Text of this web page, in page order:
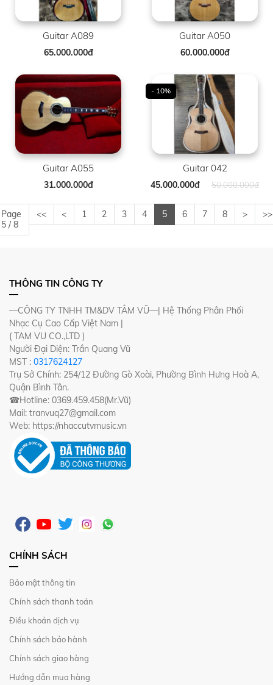
Guitar A089
65.000.000đ
Guitar A050
60.000.000đ
Guitar A055
31.000.000đ
- 10%
Guitar 042
45.000.000đ 50.000.000đ
Page
5 / 8
<< < 1 2 3 4 5 6 7 8 > >>
THÔNG TIN CÔNG TY
—CÔNG TY TNHH TM&DV TÂM VŨ—| Hệ Thống Phân Phối
Nhạc Cụ Cao Cấp Việt Nam |
( TAM VU CO.,LTD )
Người Đại Diện: Trần Quang Vũ
MST : 0317624127
Trụ Sở Chính: 254/12 Đường Gò Xoài, Phường Bình Hưng Hoà A,
Quận Bình Tân.
☎Hotline: 0369.459.458(Mr.Vũ)
Mail: tranvuq27@gmail.com
Web: https://nhaccutvmusic.vn
CHÍNH SÁCH
Bảo mật thông tin
Chính sách thanh toán
Điều khoản dịch vụ
Chính sách bảo hành
Chính sách giao hàng
Hướng dẫn mua hàng